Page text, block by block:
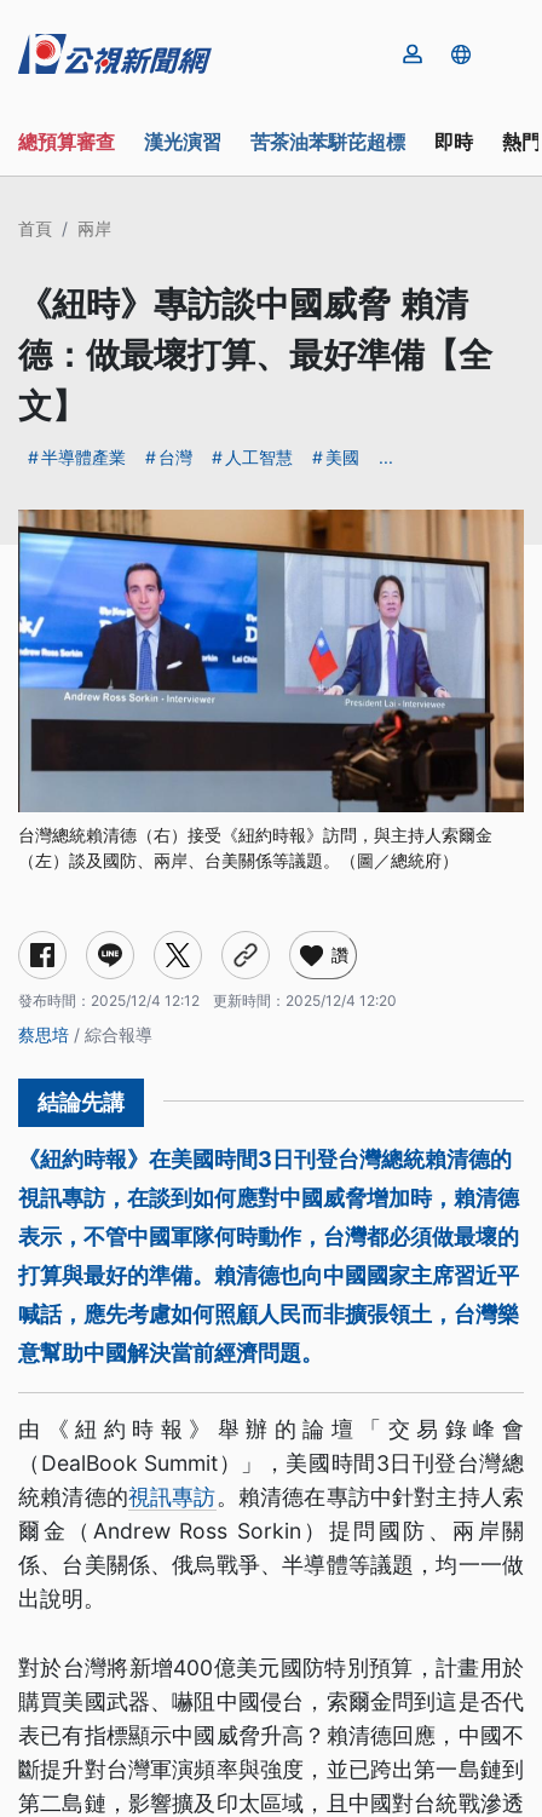
總預算審查 漢光演習 苦茶油苯駢芘超標 即時 熱
首頁 兩岸
《紐時》專訪談中國威脅 賴清
德：做最壞打算、最好準備【全
文】
半導體產業 台灣 人工智慧 美國 ...
台灣總統賴清德（右）接受《紐約時報》訪問，與主持人索爾金
（左）談及國防、兩岸、台美關係等議題。（圖／總統府）
讚
發布時間： 2025/12/4 12:12 更新時間： 2025/12/4 12:20
蔡思培 / 綜合報導
《紐約時報》在美國時間3日刊登台灣總統賴清德的
視訊專訪，在談到如何應對中國威脅增加時，賴清德
表示，不管中國軍隊何時動作，台灣都必須做最壞的
打算與最好的準備。賴清德也向中國國家主席習近平
喊話，應先考慮如何照顧人民而非擴張領土，台灣樂
意幫助中國解決當前經濟問題。
由《紐約時報》舉辦的論壇「交易錄峰會
（DealBook Summit）」，美國時間3日刊登台灣總
統賴清德的視訊專訪。賴清德在專訪中針對主持人索
爾金（Andrew Ross Sorkin）提問國防、兩岸關
係、台美關係、俄烏戰爭、半導體等議題，均一一做
出說明。
對於台灣將新增400億美元國防特別預算，計畫用於
購買美國武器、嚇阻中國侵台，索爾金問到這是否代
表已有指標顯示中國威脅升高？賴清德回應，中國不
斷提升對台灣軍演頻率與強度，並已跨出第一島鏈到
第二島鏈，影響擴及印太區域，且中國對台統戰滲透